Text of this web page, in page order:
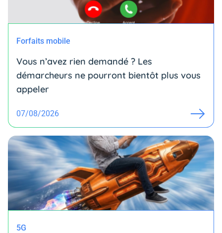
Forfaits mobile
Vous n’avez rien demandé ? Les
démarcheurs ne pourront bientôt plus vous
appeler
07/08/2026
5G